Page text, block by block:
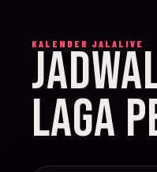
KALENDER JALALIVE
LAGA